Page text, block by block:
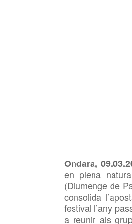
Ondara,
en plena
(Diumenge de
consolida
festival l’any
a reunir als